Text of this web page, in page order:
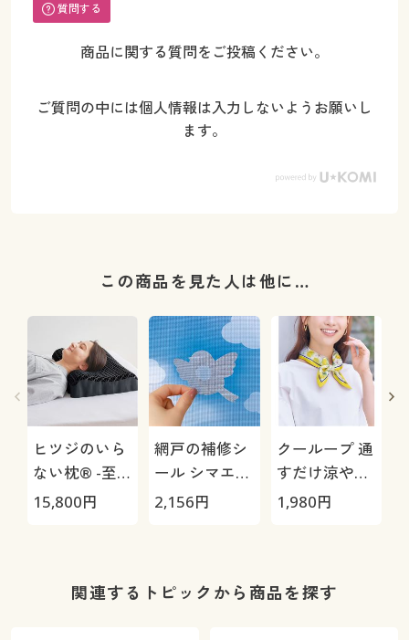
質問する
商品に関する質問をご投稿ください。
ご質問の中には個人情報は入力しないようお願いし
ます。
この商品を見た人は他に…
ヒツジのいら
ない枕® -至
極-
15,800円
網戸の補修シ
ール シマエナ
ガ柄(18枚入)
2,156円
クーループ 通
すだけ涼やか
UVスカーフ
1,980円
関連するトピックから商品を探す